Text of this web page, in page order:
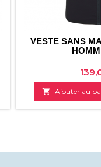
VESTE SANS
Prix
 Ajouter au